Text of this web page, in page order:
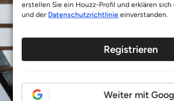
erstellen Sie ein Houzz-Profil und erklären sich
und der Datenschutzrichtlinie einverstanden.
Registrieren
Weiter mit